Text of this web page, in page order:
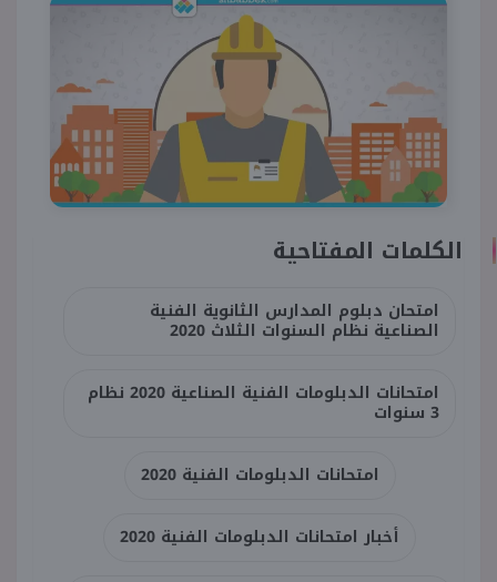
الكلمات المفتاحية
امتحان دبلوم المدارس الثانوية الفنية
الصناعية نظام السنوات الثلاث 2020
امتحانات الدبلومات الفنية الصناعية 2020 نظام
3 سنوات
امتحانات الدبلومات الفنية 2020
أخبار امتحانات الدبلومات الفنية 2020